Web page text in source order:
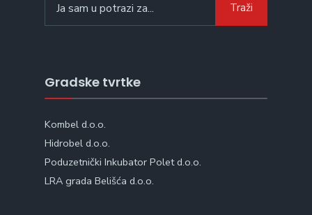
for:
Traži
Gradske tvrtke
Kombel d.o.o.
Hidrobel d.o.o.
Poduzetnički Inkubator Polet d.o.o.
LRA grada Belišća d.o.o.